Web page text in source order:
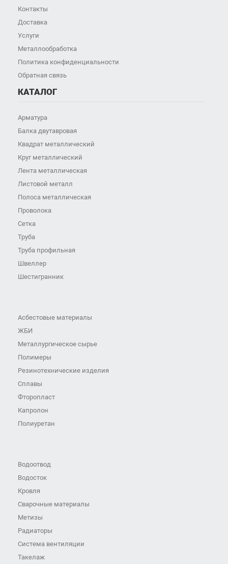
Контакты
Доставка
Услуги
Металлообработка
Политика конфиденциальности
Обратная связь
КАТАЛОГ
Арматура
Балка двутавровая
Квадрат металлический
Круг металлический
Лента металлическая
Листовой металл
Полоса металлическая
Проволока
Сетка
Труба
Труба профильная
Швеллер
Шестигранник
Асбестовые материалы
ЖБИ
Металлургическое сырье
Полимеры
Резинотехнические изделия
Сплавы
Фторопласт
Капролон
Полиуретан
Водоотвод
Водосток
Кровля
Сварочные материалы
Метизы
Радиаторы
Система вентиляции
Такелаж